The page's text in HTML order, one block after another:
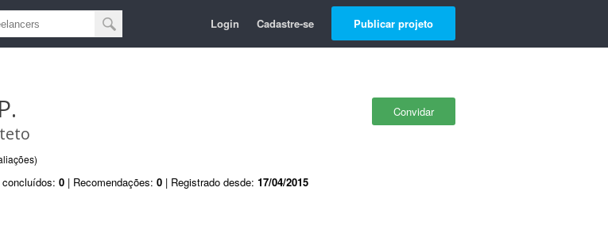
Login Cadastre-se Publicar projeto
Convidar
0 | Recomendações: 0 | Registrado desde: 17/04/2015